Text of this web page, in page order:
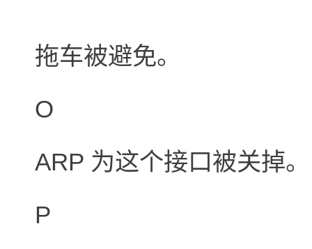
拖车被避免。
O
ARP 为这个接口被关掉。
P